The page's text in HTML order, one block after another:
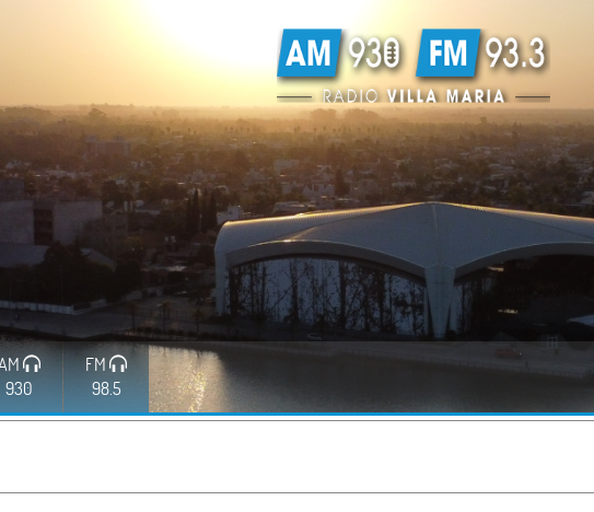
930
FM
98.5